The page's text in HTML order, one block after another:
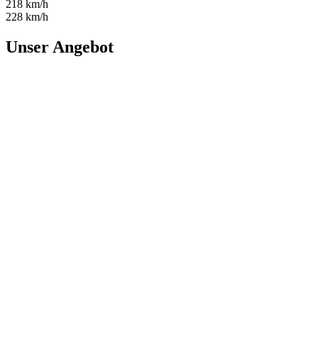
218 km/h
228 km/h
Unser Angebot